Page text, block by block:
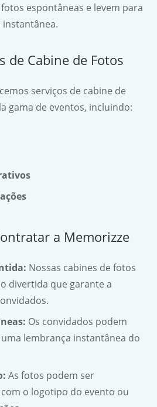
espontâneas e levem para
instantânea.
de Cabine de Fotos
serviços de cabine de
gama de eventos, incluindo:
a Memorizze
Nossas cabines de fotos
divertida que garante a
Os convidados podem
lembrança instantânea do
As fotos podem ser
o logotipo do evento ou